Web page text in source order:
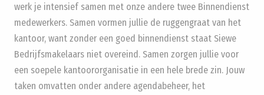
werk je intensief samen met onze andere twee Binnendienst
medewerkers. Samen vormen jullie de ruggengraat van het
kantoor, want zonder een goed binnendienst staat Siewe
Bedrijfsmakelaars niet overeind. Samen zorgen jullie voor
een soepele kantoororganisatie in een hele brede zin. Jouw
taken omvatten onder andere agendabeheer, het